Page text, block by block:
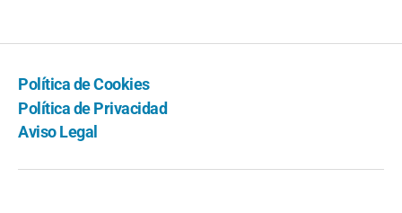
Política de Cookies
Política de Privacidad
Aviso Legal